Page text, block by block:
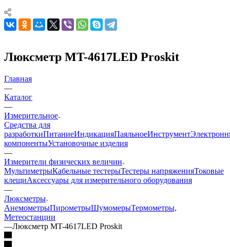
Люксметр MT-4617LED Proskit
Главная
—
Каталог
—
Измерительное
Средства для
разработкиПитаниеИндикацияПаяльноеИнструмент
компонентыУстановочные изделия
—
Измерители физических величин
МультиметрыКабельные тестерыТестеры напряженияТоковые
клещиАксессуары для измерительного оборудования
—
Люксметры
АнемометрыПирометрыШумомерыТермометры,
Метеостанции
—Люксметр MT-4617LED Proskit